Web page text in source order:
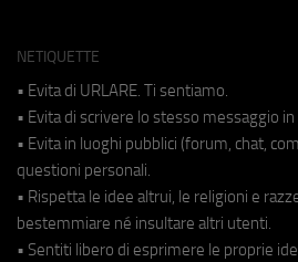
NETIQUETTE
• Evita di URLARE. Ti sentiamo.
• Evita di scrivere lo stesso messaggio
• Evita in luoghi pubblici (forum, chat,
questioni personali.
• Rispetta le idee altrui, le religioni e
bestemmiare né insultare altri utenti.
• Sentiti libero di esprimere le proprie